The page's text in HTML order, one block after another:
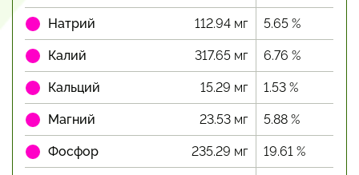
Натрий 112.94 мг 5.65 %
Калий 317.65 мг 6.76 %
Кальций 15.29 мг 1.53 %
Магний 23.53 мг 5.88 %
Фосфор 235.29 мг 19.61 %